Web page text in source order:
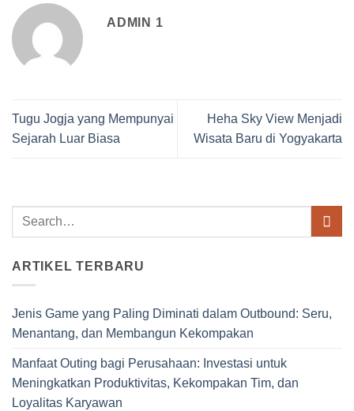
ADMIN 1
Tugu Jogja yang Mempunyai
Sejarah Luar Biasa
Heha Sky View Menjadi
Wisata Baru di Yogyakarta
ARTIKEL TERBARU
Jenis Game yang Paling Diminati dalam Outbound: Seru,
Menantang, dan Membangun Kekompakan
Manfaat Outing bagi Perusahaan: Investasi untuk
Meningkatkan Produktivitas, Kekompakan Tim, dan
Loyalitas Karyawan